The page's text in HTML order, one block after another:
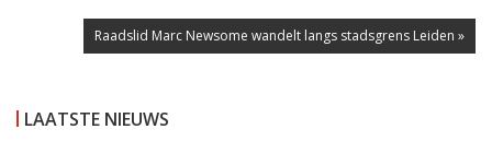
Raadslid Marc Newsome wandelt langs stadsgrens Leiden »
LAATSTE NIEUWS